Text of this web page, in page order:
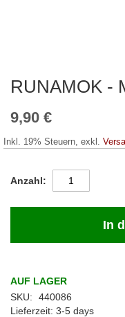
RUNAMOK -
9,90 €
Inkl. 19% Steuern, exkl.
Anzahl
In
AUF LAGER
SKU
440086
Lieferzeit 3-5 days
Zum
der
Bildergalerie
springen